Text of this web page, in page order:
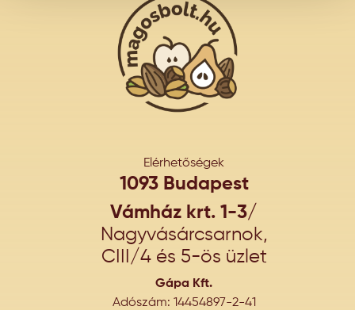
Elérhetőségek
1093 Budapest
Vámház krt. 1-3/
Nagyvásárcsarnok,
CIII/4 és 5-ös üzlet
Gápa Kft.
Adószám: 14454897-2-41